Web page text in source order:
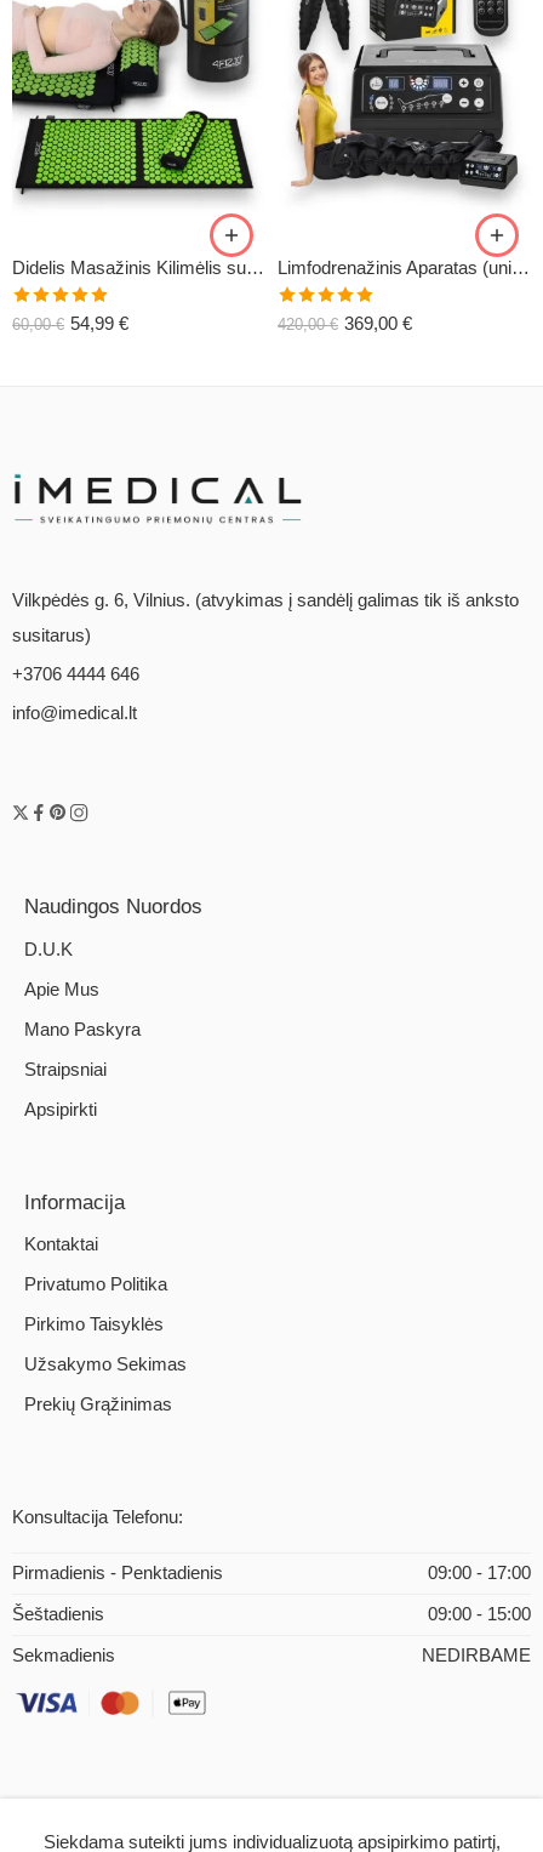
Didelis Masažinis Kilimėlis su Pagalve XL-CLASSIC1
Įvertinimas:
5.00
60,00€ 54,99 €
Limfodrenažinis Aparatas (universalus) C6
Įvertinimas:
5.00
420,00€ 369,00 €
Vilkpėdės g. 6, Vilnius. (atvykimas į sandėlį galimas tik iš anksto
susitarus)
+3706 4444 646
info@imedical.lt
Naudingos Nuordos
D.U.K
Apie Mus
Mano Paskyra
Straipsniai
Apsipirkti
Informacija
Kontaktai
Privatumo Politika
Pirkimo Taisyklės
Užsakymo Sekimas
Prekių Grąžinimas
Konsultacija Telefonu:
Pirmadienis - Penktadienis 09:00 - 17:00
Šeštadienis 09:00 - 15:00
Sekmadienis NEDIRBAME
Siekdama suteikti jums individualizuotą apsipirkimo patirtį,